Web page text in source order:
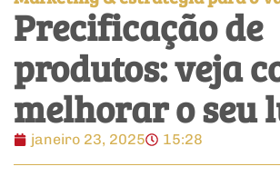
Precificação de
produtos: veja
melhorar o seu
janeiro 23, 2025 15:28